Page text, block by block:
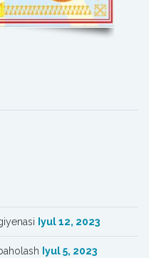
Iyul 12, 2023
Iyul 5, 2023